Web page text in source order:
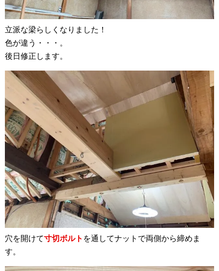
立派な梁らしくなりました！
色が違う・・・。
後日修正します。
穴を開けて寸切ボルト を通してナットで両側から締めま
す。